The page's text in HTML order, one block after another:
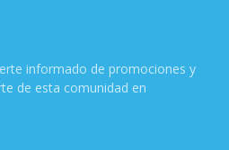
informado de promociones y
de esta comunidad en